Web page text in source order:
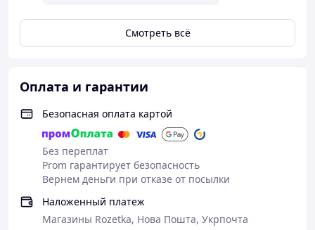
Смотреть всё
Оплата и гарантии
Безопасная оплата картой
Без переплат
Prom гарантирует безопасность
Вернем деньги при отказе от посылки
Наложенный платеж
Магазины Rozetka, Нова Пошта, Укрпочта